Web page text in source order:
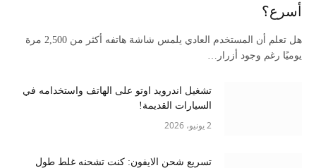
أسرع؟
هل تعلم أن المستخدم العادي يلمس شاشة هاتفه أكثر من 2,500 مرة
يوميًا رغم وجود أزرار…
تشغيل اندرويد اوتو على الهاتف واستخدامه في
السيارات القديمة!
2 يونيو، 2026
تسريع شحن الايفون: كنت تشحنه غلط طول